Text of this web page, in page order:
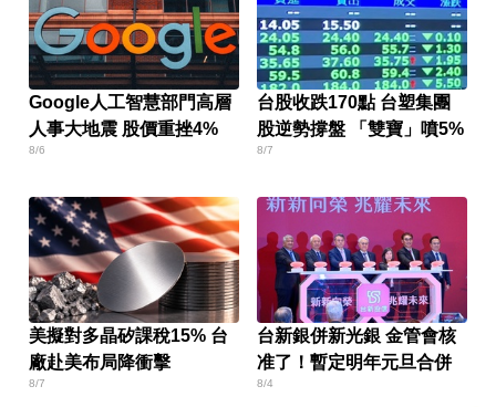
Google人工智慧部門高層
人事大地震 股價重挫4%
8/6
台股收跌170點 台塑集團
股逆勢撐盤 「雙寶」噴5%
8/7
美擬對多晶矽課稅15% 台
廠赴美布局降衝擊
8/7
台新銀併新光銀 金管會核
准了！暫定明年元旦合併
8/4